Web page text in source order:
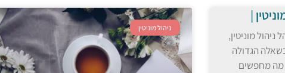
|
מוניטין,
הגדולה
מה מחפשים
ניהול מוניטין